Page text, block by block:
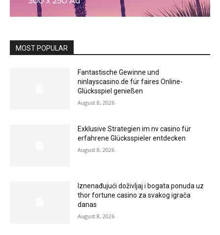
MOST POPULAR
Fantastische Gewinne und
ninlayscasino.de für faires Online-
Glücksspiel genießen
August 8, 2026
Exklusive Strategien im nv casino für
erfahrene Glücksspieler entdecken
August 8, 2026
Iznenađujući doživljaj i bogata ponuda uz
thor fortune casino za svakog igrača
danas
August 8, 2026